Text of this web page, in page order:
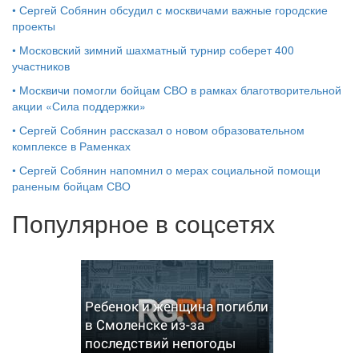
• Сергей Собянин обсудил с москвичами важные городские
проекты
• Московский зимний шахматный турнир соберет 400
участников
• Москвичи помогли бойцам СВО в рамках благотворительной
акции «Сила поддержки»
• Сергей Собянин рассказал о новом образовательном
комплексе в Раменках
• Сергей Собянин напомнил о мерах социальной помощи
раненым бойцам СВО
Популярное в соцсетях
Ребенок и женщина погибли
в Смоленске из-за
последствий непогоды